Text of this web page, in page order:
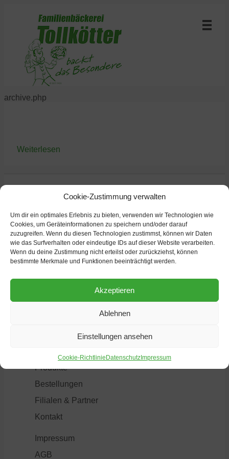
Cookie-Zustimmung verwalten
Um dir ein optimales Erlebnis zu bieten, verwenden wir Technologien wie
Cookies, um Geräteinformationen zu speichern und/oder darauf
zuzugreifen. Wenn du diesen Technologien zustimmst, können wir Daten
wie das Surfverhalten oder eindeutige IDs auf dieser Website verarbeiten.
Wenn du deine Zustimmung nicht erteilst oder zurückziehst, können
bestimmte Merkmale und Funktionen beeinträchtigt werden.
Akzeptieren
Ablehnen
Einstellungen ansehen
Cookie-RichtlinieDatenschutzImpressum
archive.php
Weiterlesen
48163 Münster
E-Mail:info@tollkoetter.de
Produkte
Bestellungen
Filialen & Partner
Kontakt
Impressum
AGB